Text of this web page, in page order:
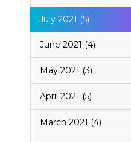
July 2021 (5)
June 2021 (4)
May 2021 (3)
April 2021 (5)
March 2021 (4)